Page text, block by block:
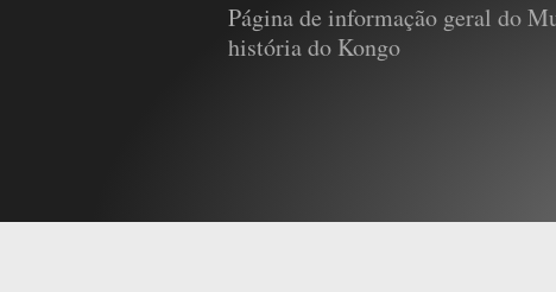
Página de informação geral do
história do Kongo